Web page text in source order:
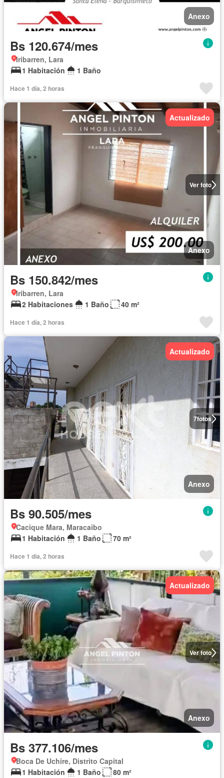
Anexo
Bs 120.674/mes
Iribarren, Lara
1 Habitación
1 Baño
Hace 1 día, 2 horas
Ver foto
Actualizado
Anexo
Bs 150.842/mes
Iribarren, Lara
2 Habitaciones
1 Baño 40 m²
Hace 1 día, 2 horas
7fotos
Actualizado
Anexo
Bs 90.505/mes
Cacique Mara, Maracaibo
1 Habitación
1 Baño 70 m²
Hace 1 día, 2 horas
Ver foto
Actualizado
Anexo
Bs 377.106/mes
Boca De Uchire, Distrito Capital
1 Habitación
1 Baño
80 m²